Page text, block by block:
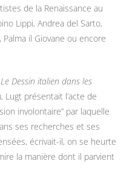
de la Renaissance au
Lippi, Andrea del Sarto,
il Giovane ou encore
Le Dessin italien dans les
Lugt présentait l’acte de
involontaire” par laquelle
ses recherches et ses
écrivait-il, on se heurte
la manière dont il parvient